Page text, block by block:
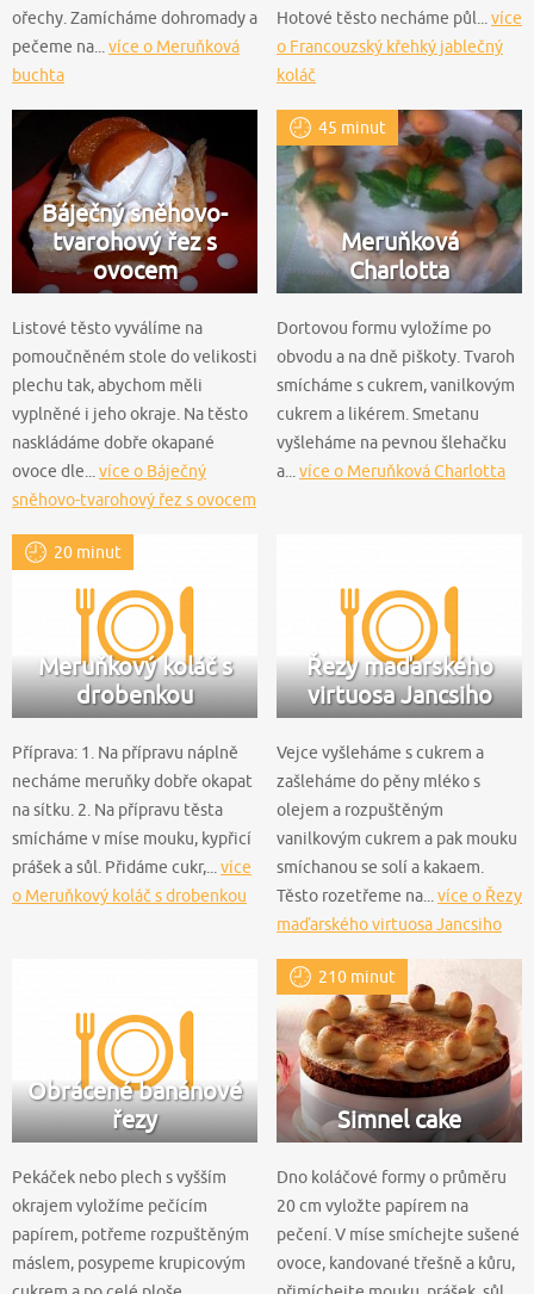
ořechy. Zamícháme dohromady a
pečeme na... více o Meruňková
buchta
Hotové těsto necháme půl... více
o Francouzský křehký jablečný
koláč
Báječný sněhovo-
tvarohový řez s
ovocem
Listové těsto vyválíme na
pomoučněném stole do velikosti
plechu tak, abychom měli
vyplněné i jeho okraje. Na těsto
naskládáme dobře okapané
ovoce dle... více o Báječný
sněhovo-tvarohový řez s ovocem
45 minut
Meruňková
Charlotta
Dortovou formu vyložíme po
obvodu a na dně piškoty. Tvaroh
smícháme s cukrem, vanilkovým
cukrem a likérem. Smetanu
vyšleháme na pevnou šlehačku
a... více o Meruňková Charlotta
20 minut
Meruňkový koláč s
drobenkou
Příprava: 1. Na přípravu náplně
necháme meruňky dobře okapat
na sítku. 2. Na přípravu těsta
smícháme v míse mouku, kypřicí
prášek a sůl. Přidáme cukr,... více
o Meruňkový koláč s drobenkou
Řezy maďarského
virtuosa Jancsiho
Vejce vyšleháme s cukrem a
zašleháme do pěny mléko s
olejem a rozpuštěným
vanilkovým cukrem a pak mouku
smíchanou se solí a kakaem.
Těsto rozetřeme na... více o Řezy
maďarského virtuosa Jancsiho
Obrácené banánové
řezy
Pekáček nebo plech s vyšším
okrajem vyložíme pečícím
papírem, potřeme rozpuštěným
máslem, posypeme krupicovým
210 minut
Simnel cake
Dno koláčové formy o průměru
20 cm vyložte papírem na
pečení. V míse smíchejte sušené
ovoce, kandované třešně a kůru,